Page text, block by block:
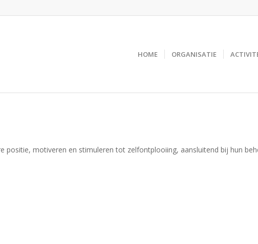
HOME ORGANISATIE
positie, motiveren en stimuleren tot zelfontplooiing, aansluitend bij hun